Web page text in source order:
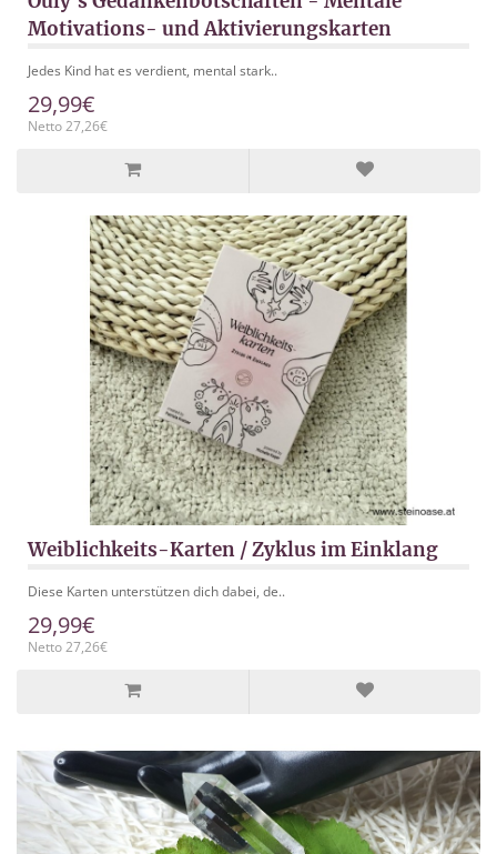
Motivations- und Aktivierungskarten
Jedes Kind hat es verdient, mental stark..
29,99€
Netto 27,26€
Weiblichkeits-Karten / Zyklus im Einklang
Diese Karten unterstützen dich dabei, de..
29,99€
Netto 27,26€